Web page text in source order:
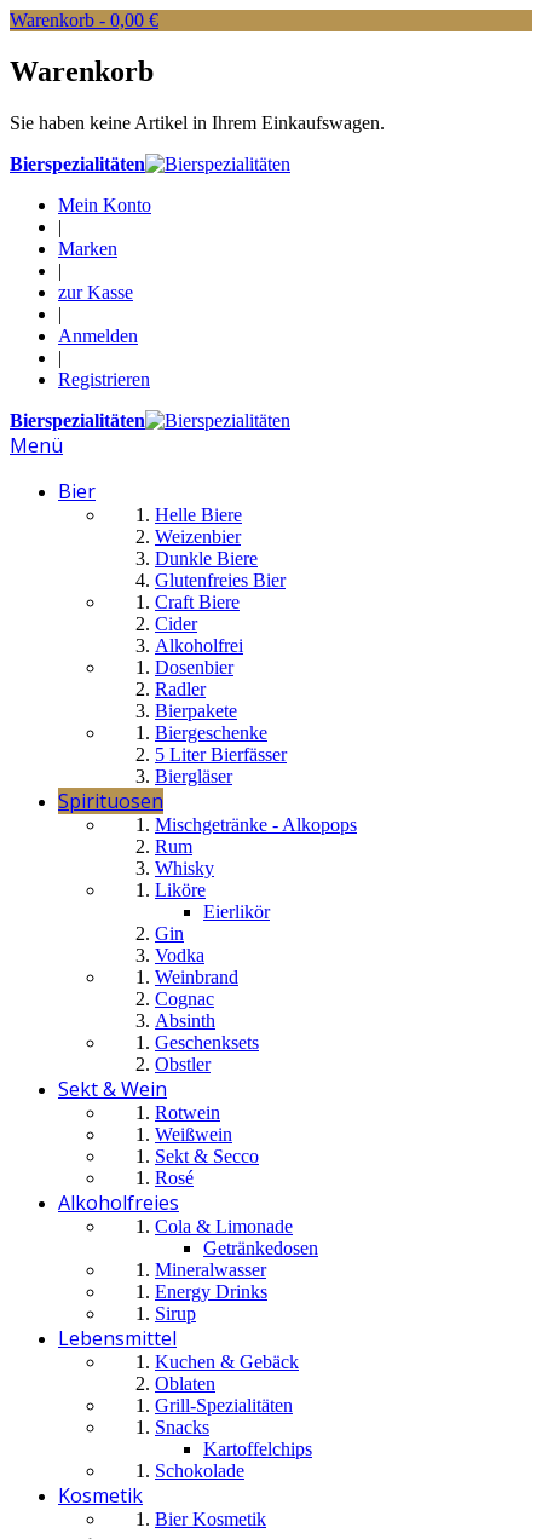
Warenkorb - 0,00 €
Warenkorb
Sie haben keine Artikel in Ihrem Einkaufswagen.
Bierspezialitäten
Mein Konto
|
Marken
|
zur Kasse
|
Anmelden
|
Registrieren
Bierspezialitäten
Menü
Bier
Helle Biere
Weizenbier
Dunkle Biere
Glutenfreies Bier
Craft Biere
Cider
Alkoholfrei
Dosenbier
Radler
Bierpakete
Biergeschenke
5 Liter Bierfässer
Biergläser
Spirituosen
Mischgetränke - Alkopops
Rum
Whisky
Liköre
Eierlikör
Gin
Vodka
Weinbrand
Cognac
Absinth
Geschenksets
Obstler
Sekt & Wein
Rotwein
Weißwein
Sekt & Secco
Rosé
Alkoholfreies
Cola & Limonade
Getränkedosen
Mineralwasser
Energy Drinks
Sirup
Lebensmittel
Kuchen & Gebäck
Oblaten
Grill-Spezialitäten
Snacks
Kartoffelchips
Schokolade
Kosmetik
Bier Kosmetik